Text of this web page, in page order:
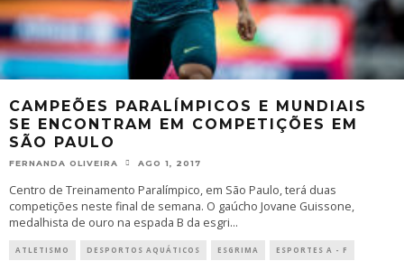
CAMPEÕES PARALÍMPICOS E MUNDIAIS
SE ENCONTRAM EM COMPETIÇÕES EM
SÃO PAULO
FERNANDA OLIVEIRA AGO 1, 2017
Centro de Treinamento Paralímpico, em São Paulo, terá duas
competições neste final de semana. O gaúcho Jovane Guissone,
medalhista de ouro na espada B da esgri...
ATLETISMO DESPORTOS AQUÁTICOS ESGRIMA ESPORTES A - F